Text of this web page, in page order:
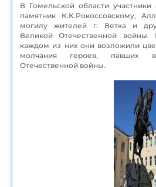
В Гомельской области участники
памятник К.К.Рокоссовскому,
могилу жителей г. Ветка и
Великой Отечественной
каждом из них они возложили
молчания героев, павших
Отечественной войны.